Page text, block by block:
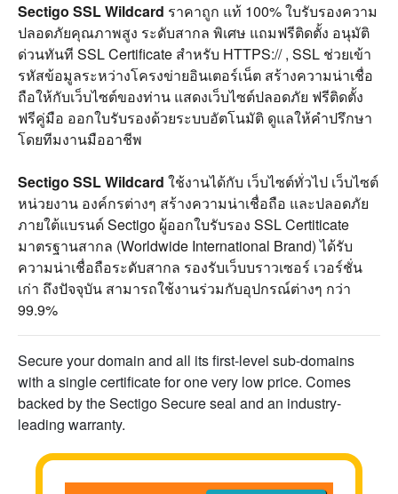
Sectigo SSL Wildcard ราคาถูก แท้ 100% ใบรับรองความ
ปลอดภัยคุณภาพสูง ระดับสากล พิเศษ แถมฟรีติดตั้ง อนุมัติ
ด่วนทันที SSL Certificate สำหรับ HTTPS:// , SSL ช่วยเข้า
รหัสข้อมูลระหว่างโครงข่ายอินเตอร์เน็ต สร้างความน่าเชื่อ
ถือให้กับเว็บไซต์ของท่าน แสดงเว็บไซต์ปลอดภัย ฟรีติดตั้ง
ฟรีคู่มือ ออกใบรับรองด้วยระบบอัตโนมัติ ดูแลให้คำปรึกษา
โดยทีมงานมืออาชีพ
Sectigo SSL Wildcard ใช้งานได้กับ เว็บไซต์ทั่วไป เว็บไซต์
หน่วยงาน องค์กรต่างๆ สร้างความน่าเชื่อถือ และปลอดภัย
ภายใต้แบรนด์ Sectigo ผู้ออกใบรับรอง SSL Certiticate
มาตรฐานสากล (Worldwide International Brand) ได้รับ
ความน่าเชื่อถือระดับสากล รองรับเว็บบราวเซอร์ เวอร์ชั่น
เก่า ถึงปัจจุบัน สามารถใช้งานร่วมกับอุปกรณ์ต่างๆ กว่า
99.9%
Secure your domain and all its first-level sub-domains
with a single certificate for one very low price. Comes
backed by the Sectigo Secure seal and an industry-
leading warranty.